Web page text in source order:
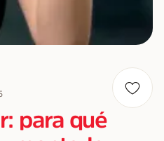
para qué